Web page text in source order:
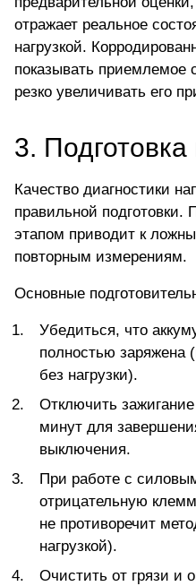
отражает реальное
нагрузкой.
показывать приемлемое
резко увеличивать его
3. Подготовка
Качество диагностики
правильной подготовки.
этапом приводит к
повторным измерениям.
Основные
Убедиться, что
полностью заряжена
без нагрузки).
Отключить
минут для
выключения.
При работе с
отрицательную
не противоречит
нагрузкой).
Очистить от грязи и